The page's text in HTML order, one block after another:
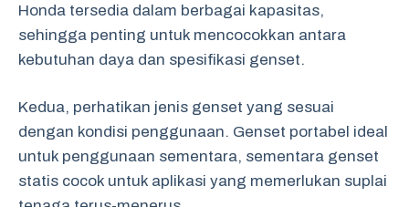
Honda tersedia dalam berbagai kapasitas,
sehingga penting untuk mencocokkan antara
kebutuhan daya dan spesifikasi genset.
Kedua, perhatikan jenis genset yang sesuai
dengan kondisi penggunaan. Genset portabel ideal
untuk penggunaan sementara, sementara genset
statis cocok untuk aplikasi yang memerlukan suplai